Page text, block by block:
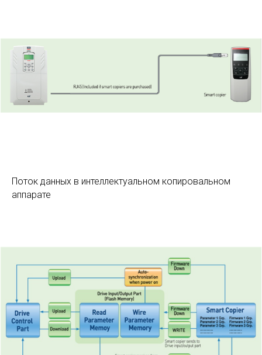
Поток данных в интеллектуальном копировальном
аппарате